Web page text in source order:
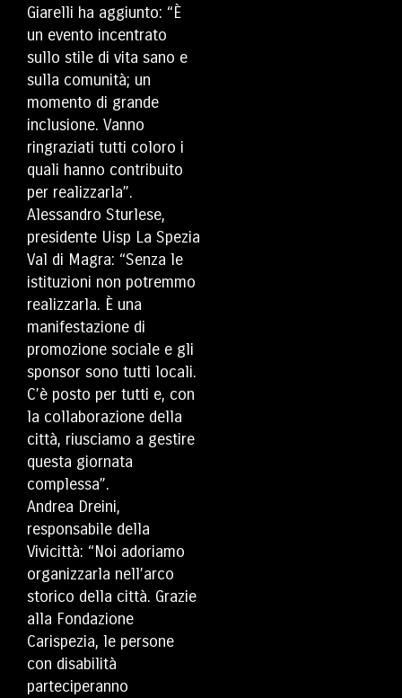
Giarelli ha aggiunto: “È
un evento incentrato
sullo stile di vita sano e
sulla comunità; un
momento di grande
inclusione. Vanno
ringraziati tutti coloro i
quali hanno contribuito
per realizzarla”.
Alessandro Sturlese,
presidente Uisp La Spezia
Val di Magra: “Senza le
istituzioni non potremmo
realizzarla. È una
manifestazione di
promozione sociale e gli
sponsor sono tutti locali.
C’è posto per tutti e, con
la collaborazione della
città, riusciamo a gestire
questa giornata
complessa”.
Andrea Dreini,
responsabile della
Vivicittà: “Noi adoriamo
organizzarla nell’arco
storico della città. Grazie
alla Fondazione
Carispezia, le persone
con disabilità
parteciperanno